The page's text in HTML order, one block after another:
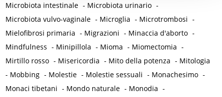
Microbiota intestinale - Microbiota urinario -
Microbiota vulvo-vaginale - Microglia - Microtrombosi -
Mielofibrosi primaria - Migrazioni - Minaccia d'aborto -
Mindfulness - Minipillola - Mioma - Miomectomia -
Mirtillo rosso - Misericordia - Mito della potenza - Mitologia
- Mobbing - Molestie - Molestie sessuali - Monachesimo -
Monaci tibetani - Mondo naturale - Monodia -